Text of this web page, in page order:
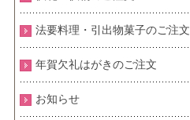
法要料理・引出物菓子のご注文
年賀欠礼はがきのご注文
お知らせ